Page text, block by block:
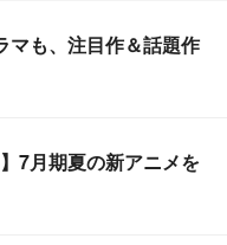
マも、注目作＆話題作
7月期夏の新アニメを